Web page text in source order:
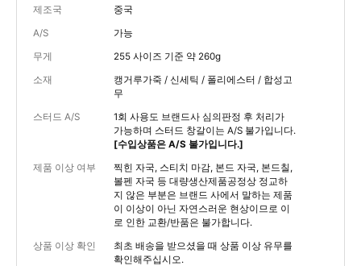
제조국 중국
A/S 가능
무게 255 사이즈 기준 약 260g
소재
캥거루가죽 / 신세틱 / 폴리에스터 / 합성고
무
스터드 A/S
1회 사용도 브랜드사 심의판정 후 처리가
가능하며 스터드 창갈이는 A/S 불가입니다.
[수입상품은 A/S 불가입니다.]
제품 이상 여부
찍힌 자국, 스티치 마감, 본드 자국, 본드칠,
볼펜 자국 등 대량생산제품공정상 정교하
지 않은 부분은 브랜드 사에서 말하는 제품
이 이상이 아닌 자연스러운 현상이므로 이
로 인한 교환/반품은 불가합니다.
상품 이상 확인
최초 배송을 받으셨을 때 상품 이상 유무를
확인해주십시오.